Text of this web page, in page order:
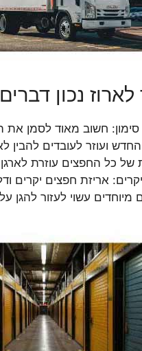
לארוז נכון
חשוב מאוד לסמן את
ועוזר לעובדים להבין
של כל החפצים עוזרת
אריזת חפצים יקרים
מיוחדים עשוי לעזור